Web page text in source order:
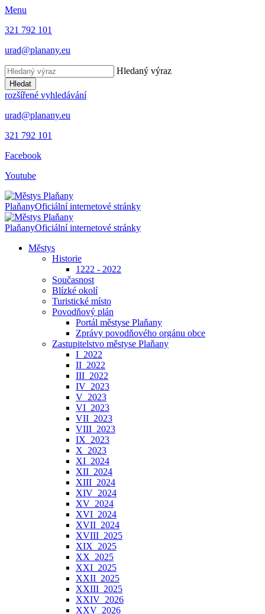
Menu
321 792 101
urad@planany.eu
Hledaný výraz
Hledat
rozšířené vyhledávání
urad@planany.eu
321 792 101
Facebook
Youtube
PlaňanyOficiální internetové stránky
PlaňanyOficiální internetové stránky
Městys
Historie
1222 - 2022
Současnost
Blízké okolí
Turistické místo
Povodňový plán
Portál městyse Plaňany
Zprávy povodňového orgánu obce
Zastupitelstvo městyse Plaňany
I_2022
II_2022
III_2022
IV_2023
V_2023
VI_2023
VII_2023
VIII_2023
IX_2023
X_2023
XI_2024
XII_2024
XIII_2024
XIV_2024
XV_2024
XVI_2024
XVII_2024
XVIII_2025
XIX_2025
XX_2025
XXI_2025
XXII_2025
XXIII_2025
XXIV_2026
XXV_2026